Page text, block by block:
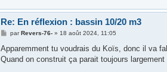
Re: En réflexion : bassin 10/20 m3
M
s
s
a
parRevers-76- »18 août 2024, 11:05
Apparemment tu voudrais du Koïs, donc il va
Quand on construit ça parait toujours